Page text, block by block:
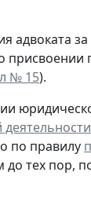
адвоката
№ 15).
деятельности
по правилу
тех пор,